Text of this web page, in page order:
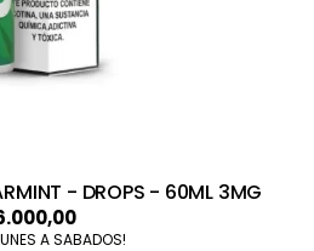
- DROPS - 60ML 3MG
A SABADOS!